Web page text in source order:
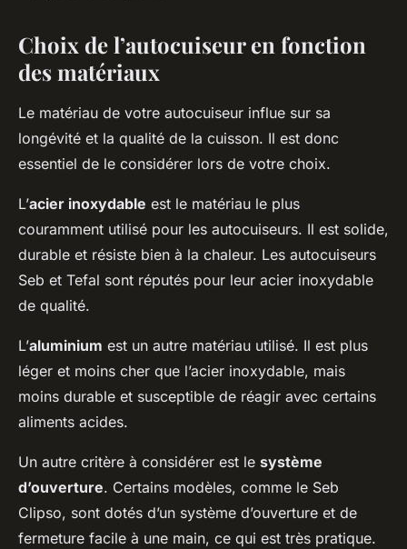
Choix de l’autocuiseur en fonction
des matériaux
Le matériau de votre autocuiseur influe sur sa
longévité et la qualité de la cuisson. Il est donc
essentiel de le considérer lors de votre choix.
L’acier inoxydable est le matériau le plus
couramment utilisé pour les autocuiseurs. Il est solide,
durable et résiste bien à la chaleur. Les autocuiseurs
Seb et Tefal sont réputés pour leur acier inoxydable
de qualité.
L’aluminium est un autre matériau utilisé. Il est plus
léger et moins cher que l’acier inoxydable, mais
moins durable et susceptible de réagir avec certains
aliments acides.
Un autre critère à considérer est le système
d’ouverture. Certains modèles, comme le Seb
Clipso, sont dotés d’un système d’ouverture et de
fermeture facile à une main, ce qui est très pratique.